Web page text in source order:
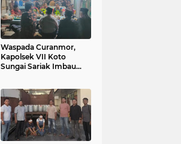
Waspada Curanmor,
Kapolsek VII Koto
Sungai Sariak Imbau